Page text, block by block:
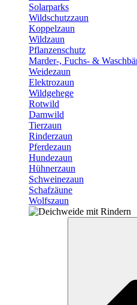
Solarparks
Wildschutzzaun
Koppelzaun
Wildzaun
Pflanzenschutz
Marder-, Fuchs- &
Weidezaun
Elektrozaun
Wildgehege
Rotwild
Damwild
Tierzaun
Rinderzaun
Pferdezaun
Hundezaun
Hühnerzaun
Schweinezaun
Schafzäune
Wolfszaun